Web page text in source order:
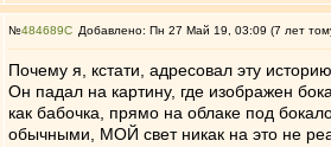
№484689 Добавлено: Пн 27 Май 19, 03:09 (7 лет
Почему я, кстати, адресовал эту
Он падал на картину, где изображен
как бабочка, прямо на облаке под
обычными, МОЙ свет никак на это не